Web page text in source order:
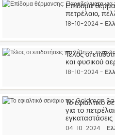
Επίδομα
πετρέλαιο,
18-10-2024 -
Τέλος οι
και φυσικού
18-10-2024 -
Το εφιαλτικό
για το
εγκαταστάσεις
04-10-2024 -